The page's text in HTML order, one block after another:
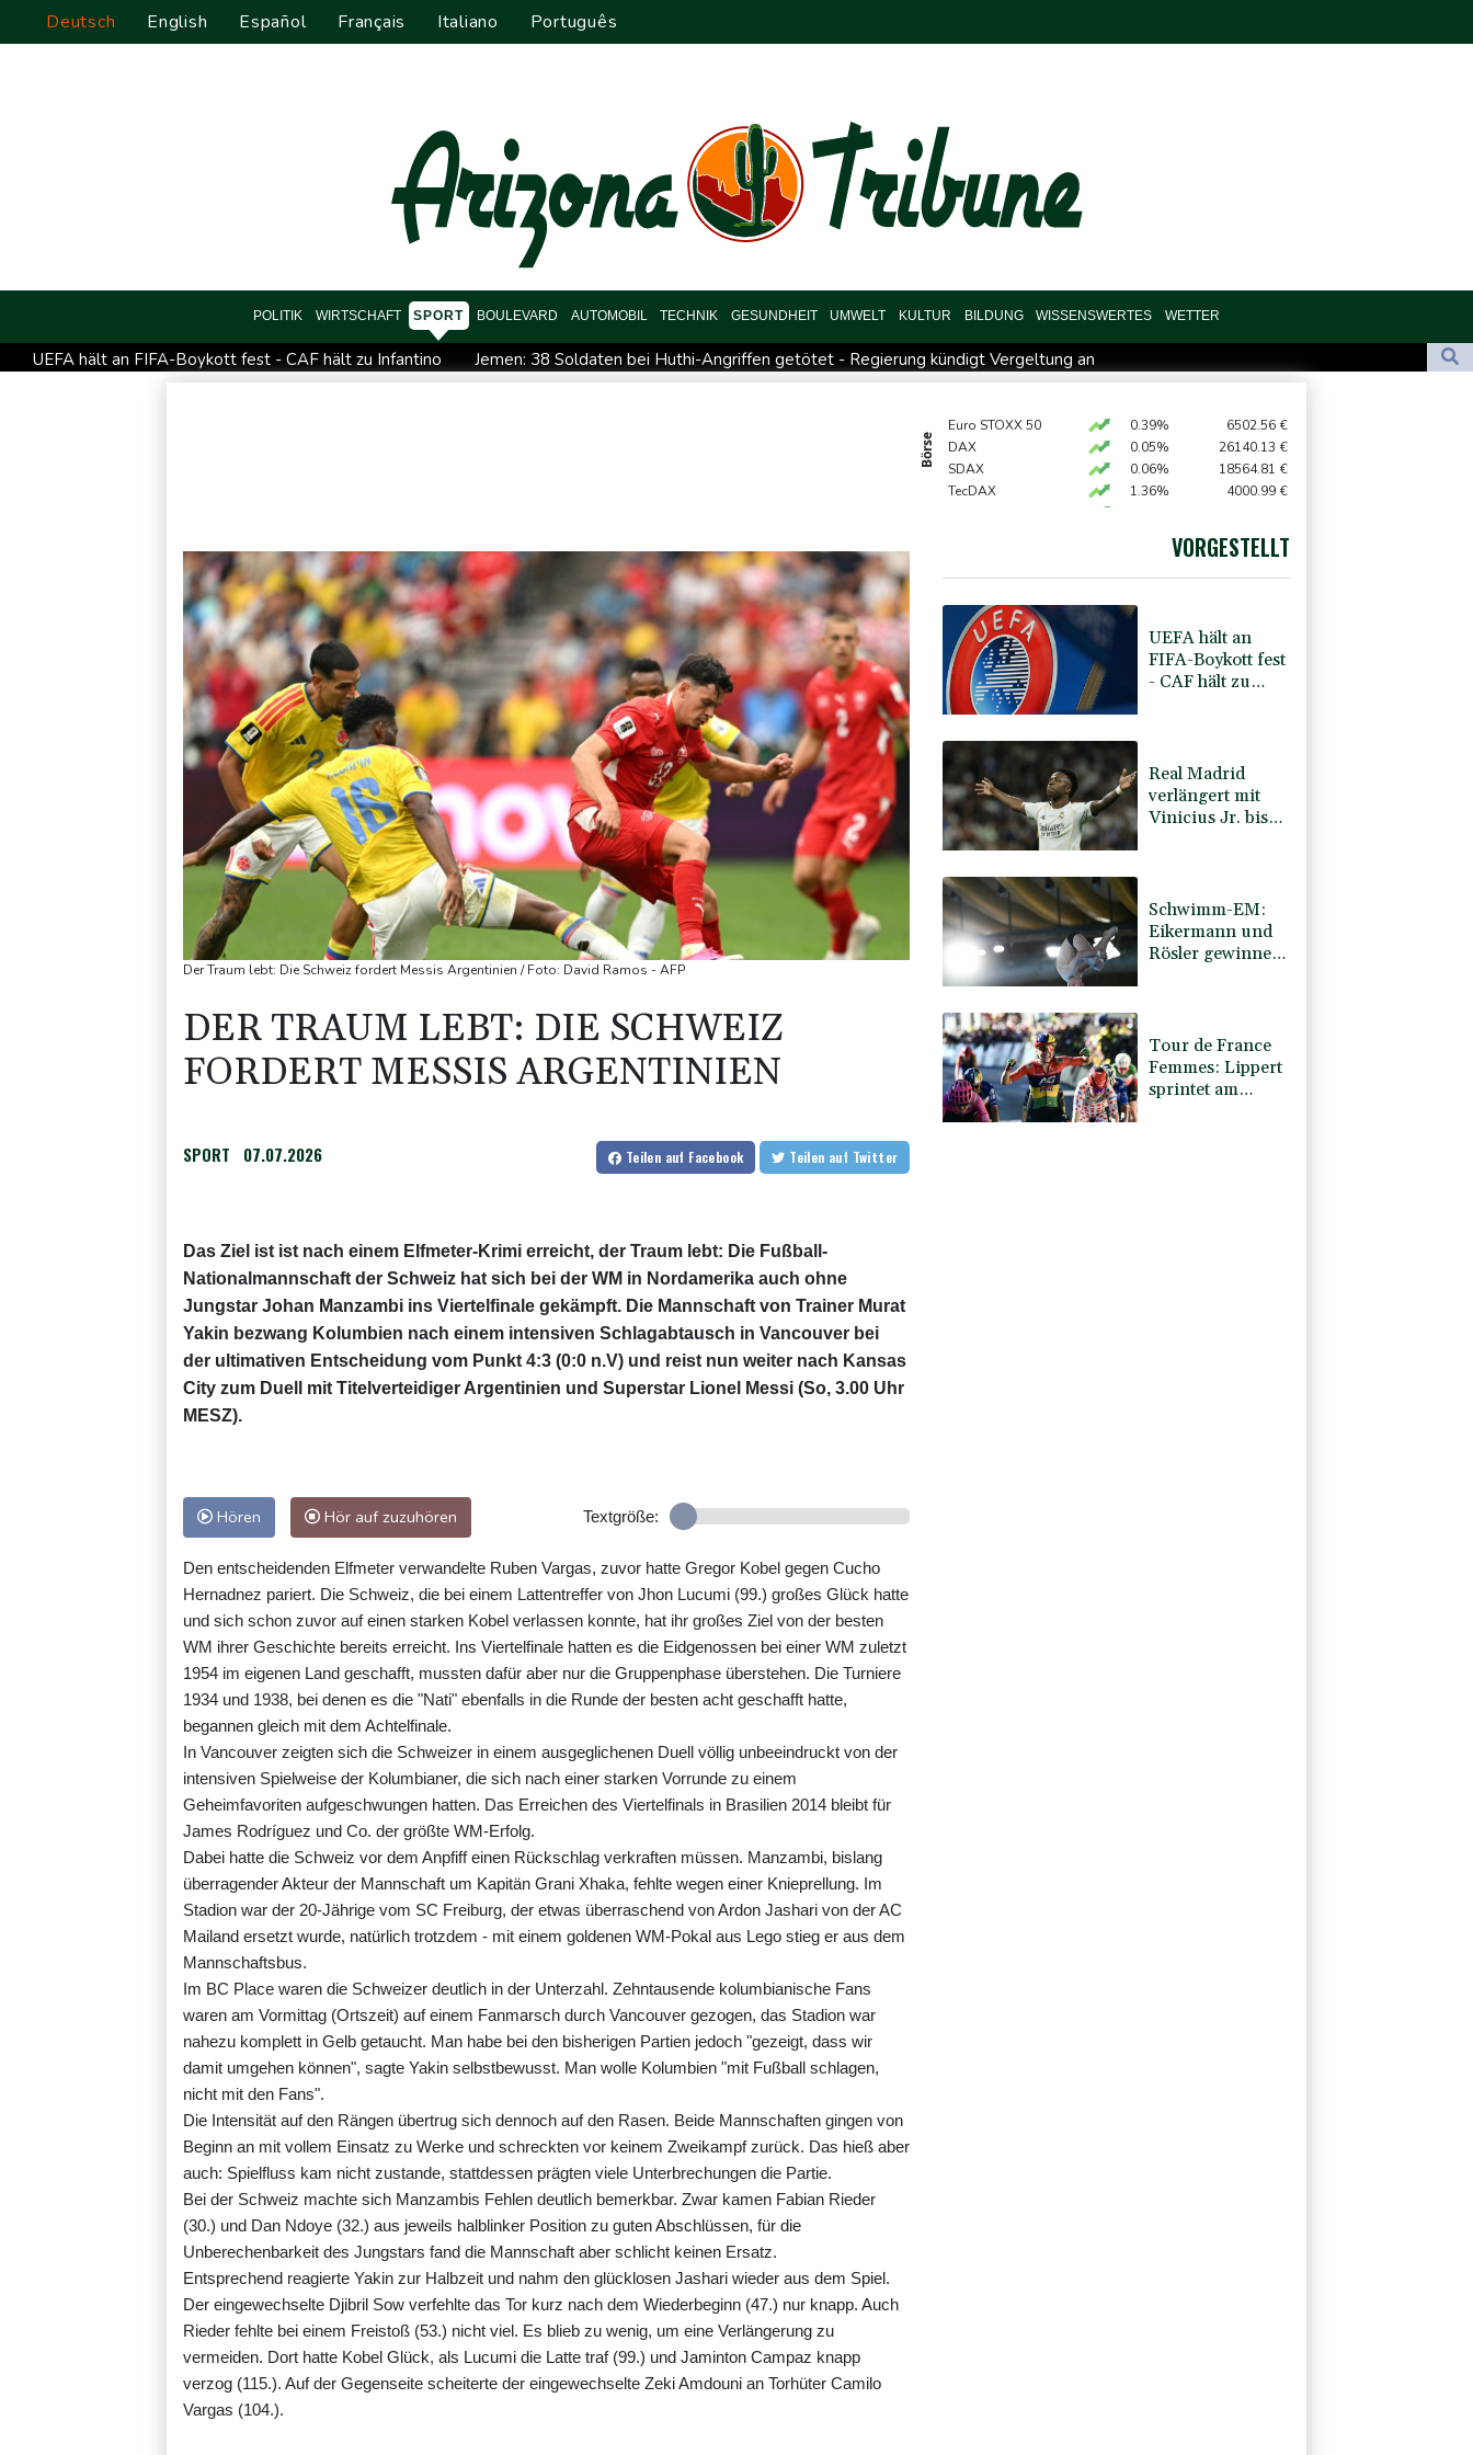
Deutsch English Español Français Italiano Português
POLITIK WIRTSCHAFT SPORT BOULEVARD AUTOMOBIL TECHNIK GESUNDHEIT UMWELT KULTUR BILDUNG WISSENSWERTES WETTER
UEFA hält an FIFA-Boykott fest - CAF hält zu Infantino
Jemen: 38 Soldaten bei Huthi-Angriffen getötet - Regierung kündigt Vergeltung an
Syrische Staatsmedien: Bombe in Kleinbus nahe Damaskus explodiert
42,2 Grad: Allzeit-Hitzerekord in der Slowakei nach nur einem Tag gebrochen
Tour de France Femmes: Lippert sprintet am Etappensieg vorbei
Börse
Euro STOXX 50 0.39% 6502.56 €
DAX
0.05% 26140.13 €
SDAX
0.06% 18564.81 €
TecDAX
1.36% 4000.99 €
-0.12% 4300.1 $
-0.26% 1.1525 $
Der Traum lebt: Die Schweiz fordert Messis Argentinien / Foto: David Ramos - AFP
DER TRAUM LEBT: DIE SCHWEIZ
FORDERT MESSIS ARGENTINIEN
SPORT 07.07.2026 Teilen auf Facebook Teilen auf Twitter
Das Ziel ist ist nach einem Elfmeter-Krimi erreicht, der Traum lebt: Die Fußball-
Nationalmannschaft der Schweiz hat sich bei der WM in Nordamerika auch ohne
Jungstar Johan Manzambi ins Viertelfinale gekämpft. Die Mannschaft von Trainer Murat
Yakin bezwang Kolumbien nach einem intensiven Schlagabtausch in Vancouver bei
der ultimativen Entscheidung vom Punkt 4:3 (0:0 n.V) und reist nun weiter nach Kansas
City zum Duell mit Titelverteidiger Argentinien und Superstar Lionel Messi (So, 3.00 Uhr
MESZ).
Hören Hör auf zuzuhören Textgröße:
Den entscheidenden Elfmeter verwandelte Ruben Vargas, zuvor hatte Gregor Kobel gegen Cucho
Hernadnez pariert. Die Schweiz, die bei einem Lattentreffer von Jhon Lucumi (99.) großes Glück hatte
und sich schon zuvor auf einen starken Kobel verlassen konnte, hat ihr großes Ziel von der besten
WM ihrer Geschichte bereits erreicht. Ins Viertelfinale hatten es die Eidgenossen bei einer WM zuletzt
1954 im eigenen Land geschafft, mussten dafür aber nur die Gruppenphase überstehen. Die Turniere
1934 und 1938, bei denen es die "Nati" ebenfalls in die Runde der besten acht geschafft hatte,
begannen gleich mit dem Achtelfinale.
In Vancouver zeigten sich die Schweizer in einem ausgeglichenen Duell völlig unbeeindruckt von der
intensiven Spielweise der Kolumbianer, die sich nach einer starken Vorrunde zu einem
Geheimfavoriten aufgeschwungen hatten. Das Erreichen des Viertelfinals in Brasilien 2014 bleibt für
James Rodríguez und Co. der größte WM-Erfolg.
Dabei hatte die Schweiz vor dem Anpfiff einen Rückschlag verkraften müssen. Manzambi, bislang
überragender Akteur der Mannschaft um Kapitän Grani Xhaka, fehlte wegen einer Knieprellung. Im
Stadion war der 20-Jährige vom SC Freiburg, der etwas überraschend von Ardon Jashari von der AC
Mailand ersetzt wurde, natürlich trotzdem - mit einem goldenen WM-Pokal aus Lego stieg er aus dem
Mannschaftsbus.
Im BC Place waren die Schweizer deutlich in der Unterzahl. Zehntausende kolumbianische Fans
waren am Vormittag (Ortszeit) auf einem Fanmarsch durch Vancouver gezogen, das Stadion war
nahezu komplett in Gelb getaucht. Man habe bei den bisherigen Partien jedoch "gezeigt, dass wir
damit umgehen können", sagte Yakin selbstbewusst. Man wolle Kolumbien "mit Fußball schlagen,
nicht mit den Fans".
Die Intensität auf den Rängen übertrug sich dennoch auf den Rasen. Beide Mannschaften gingen von
Beginn an mit vollem Einsatz zu Werke und schreckten vor keinem Zweikampf zurück. Das hieß aber
auch: Spielfluss kam nicht zustande, stattdessen prägten viele Unterbrechungen die Partie.
Bei der Schweiz machte sich Manzambis Fehlen deutlich bemerkbar. Zwar kamen Fabian Rieder
(30.) und Dan Ndoye (32.) aus jeweils halblinker Position zu guten Abschlüssen, für die
Unberechenbarkeit des Jungstars fand die Mannschaft aber schlicht keinen Ersatz.
Entsprechend reagierte Yakin zur Halbzeit und nahm den glücklosen Jashari wieder aus dem Spiel.
Der eingewechselte Djibril Sow verfehlte das Tor kurz nach dem Wiederbeginn (47.) nur knapp. Auch
Rieder fehlte bei einem Freistoß (53.) nicht viel. Es blieb zu wenig, um eine Verlängerung zu
vermeiden. Dort hatte Kobel Glück, als Lucumi die Latte traf (99.) und Jaminton Campaz knapp
verzog (115.). Auf der Gegenseite scheiterte der eingewechselte Zeki Amdouni an Torhüter Camilo
Vargas (104.).
VORGESTELLT
UEFA hält an
FIFA-Boykott fest
- CAF hält zu
Real Madrid
verlängert mit
Vinicius Jr. bis
Schwimm-EM:
Eikermann und
Rösler gewinnen
Tour de France
Femmes: Lippert
sprintet am